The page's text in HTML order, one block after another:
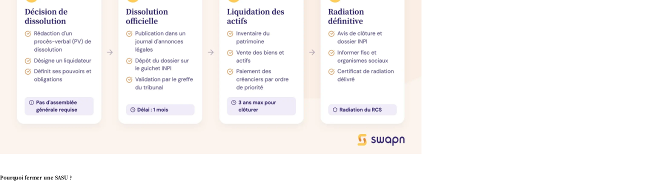
Pourquoi fermer une SASU ?